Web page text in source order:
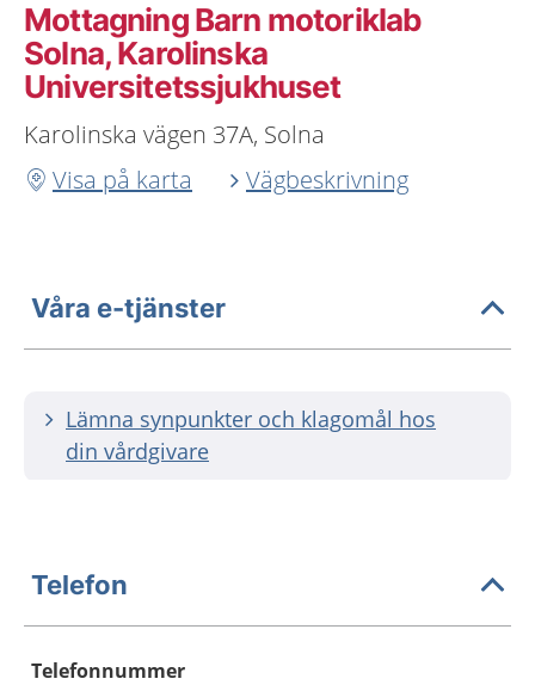
Mottagning Barn motoriklab
Solna, Karolinska
Universitetssjukhuset
Karolinska vägen 37A, Solna
Visa på karta
Vägbeskrivning
Våra e-tjänster
Lämna synpunkter och klagomål hos
din vårdgivare
Telefon
Telefonnummer